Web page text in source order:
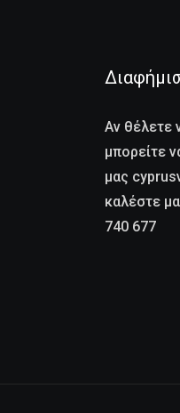
Αν θέλετε
μπορείτε
μας
καλέστε
740 677